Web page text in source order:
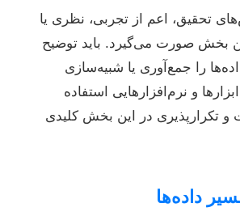
اعم از تجربی، نظری یا
بخش صورت می‌گیرد. باید توضیح
را جمع‌آوری یا شبیه‌سازی
و نرم‌افزارهایی استفاده
تکرارپذیری در این بخش کلیدی